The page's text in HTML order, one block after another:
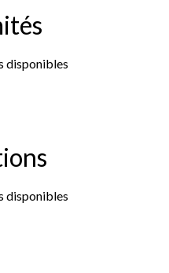
disponibles
disponibles